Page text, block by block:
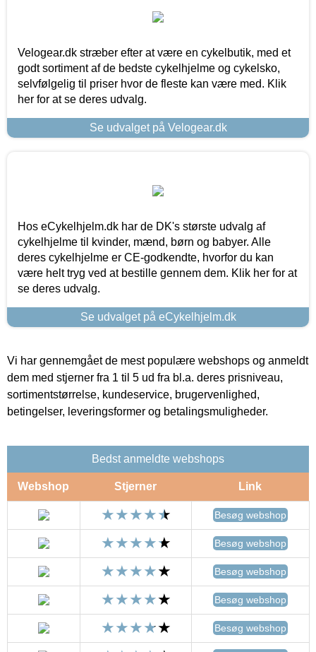
Velogear.dk stræber efter at være en cykelbutik, med et
godt sortiment af de bedste cykelhjelme og cykelsko,
selvfølgelig til priser hvor de fleste kan være med. Klik
her for at se deres udvalg.
Se udvalget på Velogear.dk
Hos eCykelhjelm.dk har de DK's største udvalg af
cykelhjelme til kvinder, mænd, børn og babyer. Alle
deres cykelhjelme er CE-godkendte, hvorfor du kan
være helt tryg ved at bestille gennem dem. Klik her for at
se deres udvalg.
Se udvalget på eCykelhjelm.dk
Vi har gennemgået de mest populære webshops og anmeldt
dem med stjerner fra 1 til 5 ud fra bl.a. deres prisniveau,
sortimentstørrelse, kundeservice, brugervenlighed,
betingelser, leveringsformer og betalingsmuligheder.
Bedst anmeldte webshops
Webshop Stjerner Link
Besøg webshop
Besøg webshop
Besøg webshop
Besøg webshop
Besøg webshop